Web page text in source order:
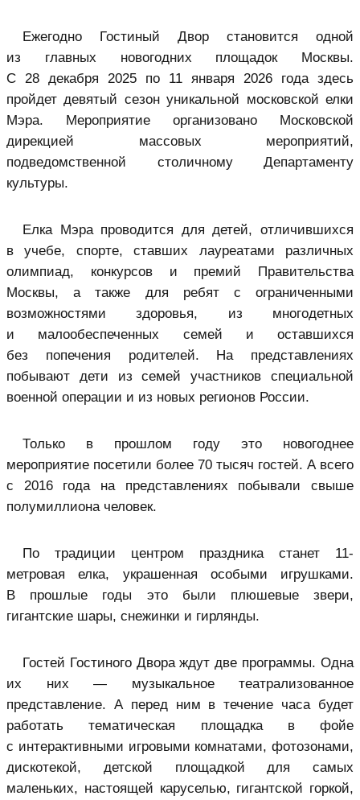
Ежегодно Гостиный Двор становится одной
из главных новогодних площадок Москвы.
С 28 декабря 2025 по 11 января 2026 года здесь
пройдет девятый сезон уникальной московской елки
Мэра. Мероприятие организовано Московской
дирекцией массовых мероприятий,
подведомственной столичному Департаменту
культуры.
Елка Мэра проводится для детей, отличившихся
в учебе, спорте, ставших лауреатами различных
олимпиад, конкурсов и премий Правительства
Москвы, а также для ребят с ограниченными
возможностями здоровья, из многодетных
и малообеспеченных семей и оставшихся
без попечения родителей. На представлениях
побывают дети из семей участников специальной
военной операции и из новых регионов России.
Только в прошлом году это новогоднее
мероприятие посетили более 70 тысяч гостей. А всего
с 2016 года на представлениях побывали свыше
полумиллиона человек.
По традиции центром праздника станет 11-
метровая елка, украшенная особыми игрушками.
В прошлые годы это были плюшевые звери,
гигантские шары, снежинки и гирлянды.
Гостей Гостиного Двора ждут две программы. Одна
их них — музыкальное театрализованное
представление. А перед ним в течение часа будет
работать тематическая площадка в фойе
с интерактивными игровыми комнатами, фотозонами,
дискотекой, детской площадкой для самых
маленьких, настоящей каруселью, гигантской горкой,